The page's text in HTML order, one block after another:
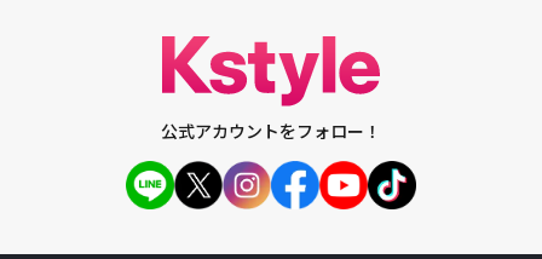
公式アカウントをフォロー！